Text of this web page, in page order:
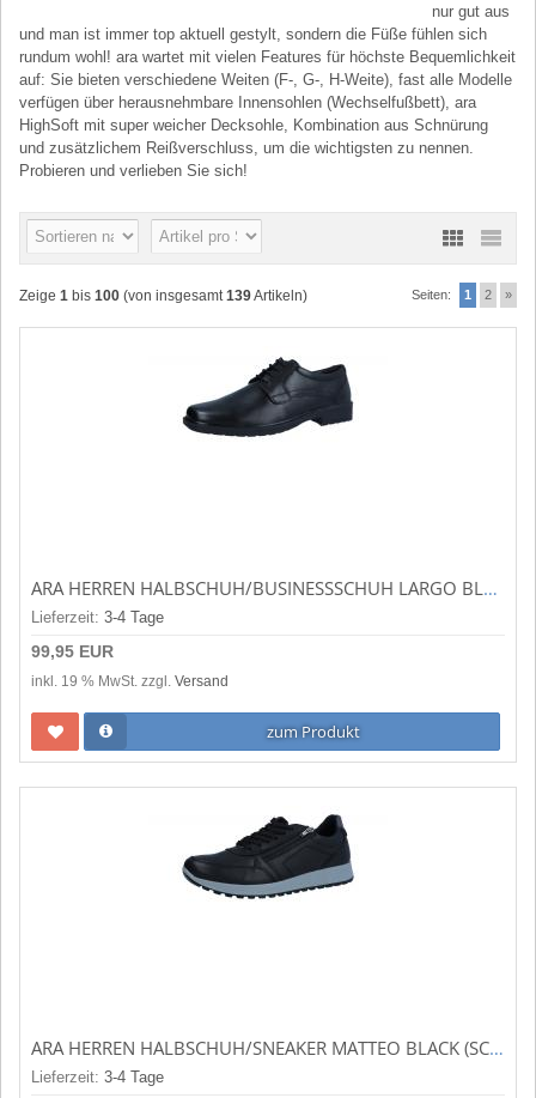
nur gut aus
und man ist immer top aktuell gestylt, sondern die Füße fühlen sich
rundum wohl! ara wartet mit vielen Features für höchste Bequemlichkeit
auf: Sie bieten verschiedene Weiten (F-, G-, H-Weite), fast alle Modelle
verfügen über herausnehmbare Innensohlen (Wechselfußbett), ara
HighSoft mit super weicher Decksohle, Kombination aus Schnürung
und zusätzlichem Reißverschluss, um die wichtigsten zu nennen.
Probieren und verlieben Sie sich!
Zeige 1 bis 100 (von insgesamt 139Artikeln) Seiten: 1 2 »
ARA HERREN HALBSCHUH/BUSINESSSCHUH LARGO BLACK (SCHWARZ) 11-38801-01
Lieferzeit: 3-4 Tage
99,95 EUR
inkl. 19 % MwSt. zzgl. Versand
zum Produkt
ARA HERREN HALBSCHUH/SNEAKER MATTEO BLACK (SCHWARZ) 11-34553-31
Lieferzeit: 3-4 Tage